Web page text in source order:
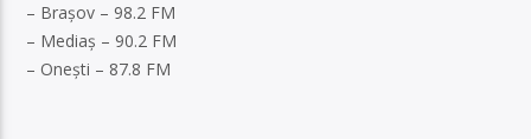
– Brașov – 98.2 FM
– Mediaș – 90.2 FM
– Onești – 87.8 FM